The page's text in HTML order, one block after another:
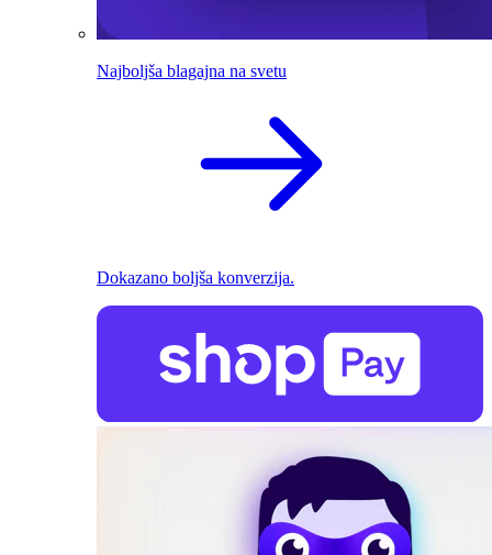
Najboljša blagajna na svetu
Dokazano boljša konverzija.